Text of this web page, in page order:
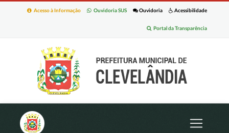
Acessibilidade
Ouvidoria
Ouvidoria SUS
Acesso à Informação
Portal da Transparência